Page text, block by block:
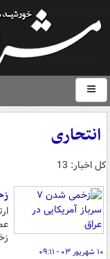
انتحاری
کل اخبار: 13
۱۰ شهریور ۰۳ - ۰۹:۱۱